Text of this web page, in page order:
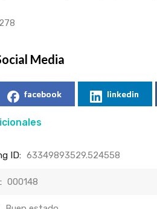
Media
facebook linkedin
ID: 63349893529.524558
000148